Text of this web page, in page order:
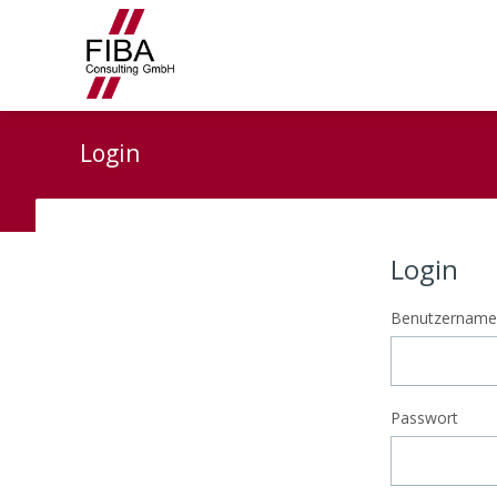
Login
Login
Benutzername
Passwort